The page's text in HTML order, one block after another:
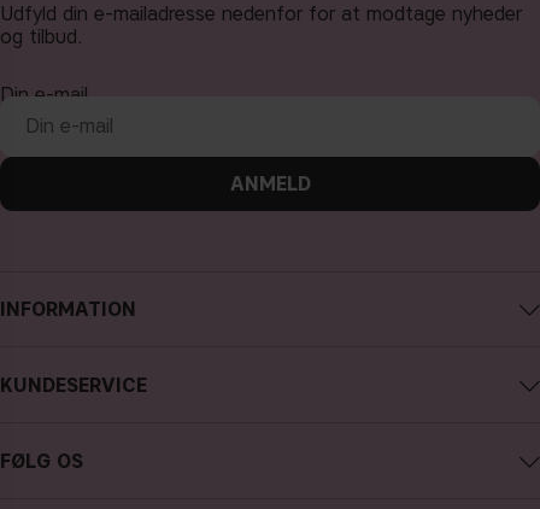
INFORMATION
Karriere
KUNDESERVICE
Fortryd køb
FØLG OS
Udfyld din e-mailadresse nedenfor for at modtage nyheder
og tilbud.
Din e-mail
ANMELD